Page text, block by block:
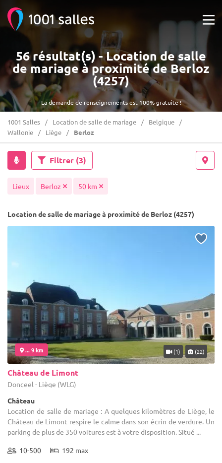
La demande de renseignements est 100% gratuite !
56 résultat(s) - Location de salle
de mariage à proximité de Berloz
(4257)
1001 Salles Location de salle de mariage
Belgique
Wallonie
Liège Berloz
Filtrer (3)
Lieux Berloz 50 km
Location de salle de mariage à proximité de Berloz (4257)
... 9 km (1) (22)
Château de Limont
Donceel - Liège (WLG)
Château
Location de salle de mariage : A quelques kilomètres de Liège, le
Château de Limont respire le calme dans son écrin de verdure. Un
parking de plus de 350 voitures est à votre disposition. Situé ...
10-500 192 max